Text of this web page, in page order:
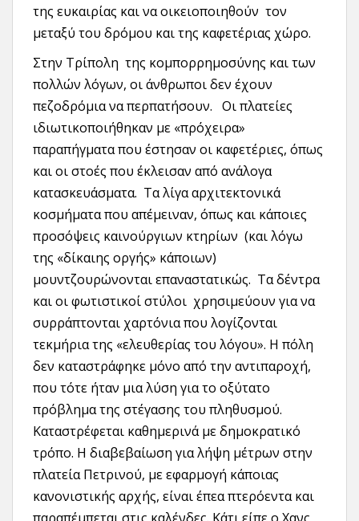
της ευκαιρίας και να οικειοποιηθούν τον
μεταξύ του δρόμου και της καφετέριας χώρο.
Στην Τρίπολη της κομπορρημοσύνης και των
πολλών λόγων, οι άνθρωποι δεν έχουν
πεζοδρόμια να περπατήσουν. Οι πλατείες
ιδιωτικοποιήθηκαν με «πρόχειρα»
παραπήγματα που έστησαν οι καφετέριες, όπως
και οι στοές που έκλεισαν από ανάλογα
κατασκευάσματα. Τα λίγα αρχιτεκτονικά
κοσμήματα που απέμειναν, όπως και κάποιες
προσόψεις καινούργιων κτηρίων (και λόγω
της «δίκαιης οργής» κάποιων)
μουντζουρώνονται επαναστατικώς. Τα δέντρα
και οι φωτιστικοί στύλοι χρησιμεύουν για να
συρράπτονται χαρτόνια που λογίζονται
τεκμήρια της «ελευθερίας του λόγου». Η πόλη
δεν καταστράφηκε μόνο από την αντιπαροχή,
που τότε ήταν μια λύση για το οξύτατο
πρόβλημα της στέγασης του πληθυσμού.
Καταστρέφεται καθημερινά με δημοκρατικό
τρόπο. Η διαβεβαίωση για λήψη μέτρων στην
πλατεία Πετρινού, με εφαρμογή κάποιας
κανονιστικής αρχής, είναι έπεα πτερόεντα και